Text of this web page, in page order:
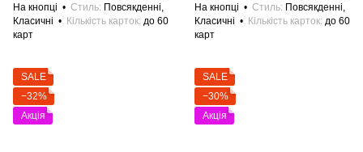
На кнопці
Стиль Повсякденні,
Класичні
Кількість карток до 60
карт
На кнопці
Стиль Повсякденні,
Класичні
Кількість карток до 60
карт
SALE
−32%
Акція
SALE
−30%
Акція